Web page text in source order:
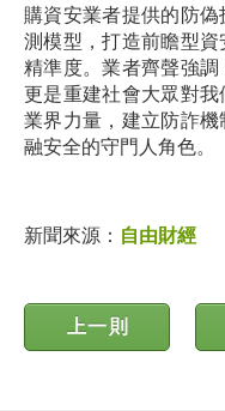
購資安業者提供的防
測模型，打造前瞻型
精準度。業者齊聲強調
更是重建社會大眾對
業界力量，建立防詐
融安全的守門人角色。
新聞來源： 自由財經
上一則